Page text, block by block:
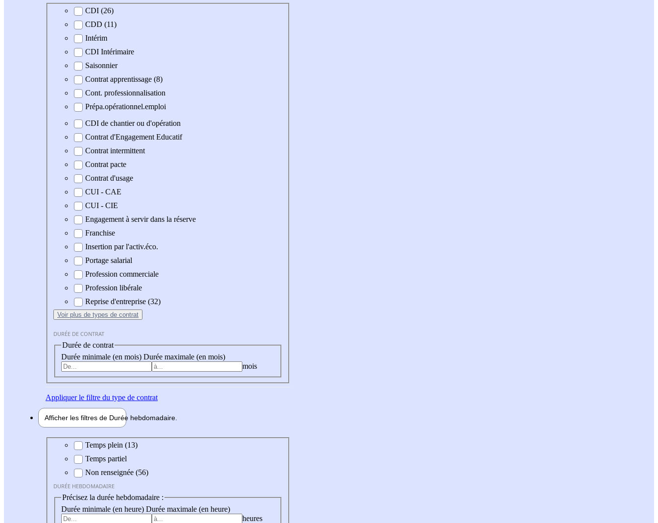
Type de contratCDI (26)
CDD (11)
Intérim
CDI Intérimaire
Saisonnier
Contrat apprentissage (8)
Cont. professionnalisation
Prépa.opérationnel.emploi
CDI de chantier ou d'opération
Contrat d'Engagement Educatif
Contrat intermittent
Contrat pacte
Contrat d'usage
CUI - CAE
CUI - CIE
Engagement à servir dans la réserve
Franchise
Insertion par l'activ.éco.
Portage salarial
Profession commerciale
Profession libérale
Reprise d'entreprise (32)
Voir plus de types de contrat
DURÉE DE CONTRAT
Durée de contrat
Durée minimale (en mois) Durée maximale (en mois)
mois
Appliquerle filtre du type de contrat
Afficher les filtres de Durée hebdomadaire
Durée hebdomadaire
Temps plein (13)
Temps partiel
Non renseignée (56)
DURÉE HEBDOMADAIRE
Précisez la durée hebdomadaire :
Durée minimale (en heure) Durée maximale (en heure)
heures